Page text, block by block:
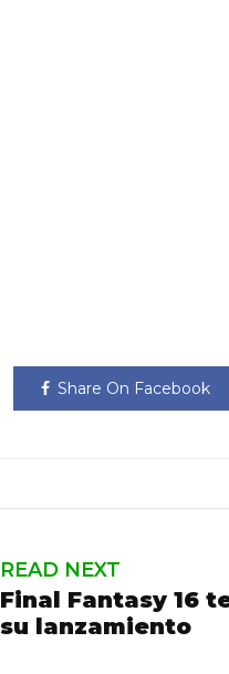
Share On Facebook
READ NEXT
Final Fantasy 16
su lanzamiento